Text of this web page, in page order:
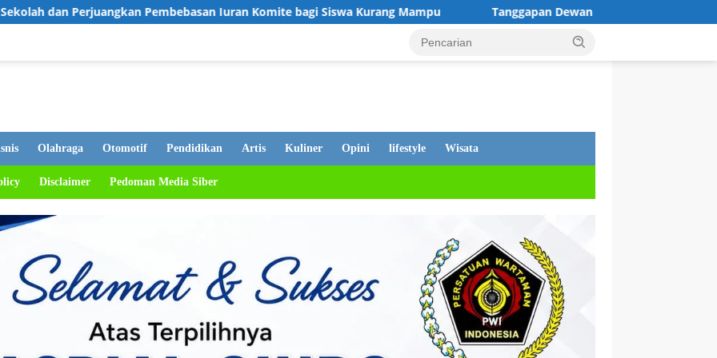
Iuran Komite bagi Siswa Kurang Mampu Tanggapan Dewan Andi Putra, Tentang PDAM Mati, Warga Tetap
Olahraga Otomotif Pendidikan Artis Kuliner Opini lifestyle Wisata
Disclaimer Pedoman Media Siber